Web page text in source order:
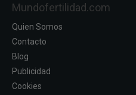
Mundofertilidad.com
Quien Somos
Contacto
Blog
Publicidad
Cookies